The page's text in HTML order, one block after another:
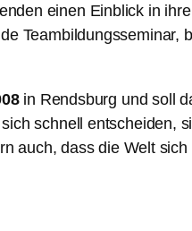
einen Einblick in
in Rendsburg und soll
schnell entscheiden,
auch, dass die Welt